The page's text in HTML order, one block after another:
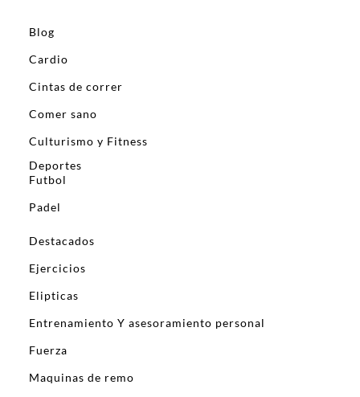
Blog
Cardio
Cintas de correr
Comer sano
Culturismo y Fitness
Deportes
Futbol
Padel
Destacados
Ejercicios
Elipticas
Entrenamiento Y asesoramiento personal
Fuerza
Maquinas de remo